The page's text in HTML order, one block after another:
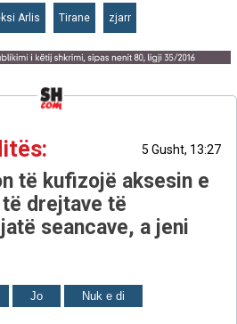
Arlis Tirane zjarr
5 Gusht, 13:27
të kufizojë aksesin e
drejtave të
seancave, a jeni
Jo Nuk e di